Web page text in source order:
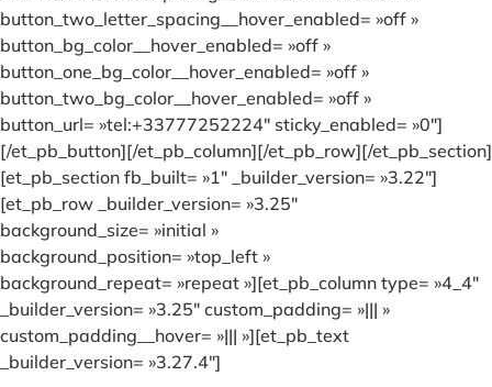
button_two_letter_spacing__hover_enabled= »off »
button_bg_color__hover_enabled= »off »
button_one_bg_color__hover_enabled= »off »
button_two_bg_color__hover_enabled= »off »
button_url= »tel:+33777252224″ sticky_enabled= »0″]
[/et_pb_button][/et_pb_column][/et_pb_row][/et_pb_section]
[et_pb_section fb_built= »1″ _builder_version= »3.22″]
[et_pb_row _builder_version= »3.25″
background_size= »initial »
background_position= »top_left »
background_repeat= »repeat »][et_pb_column type= »4_4″
_builder_version= »3.25″ custom_padding= »||| »
custom_padding__hover= »||| »][et_pb_text
_builder_version= »3.27.4″]